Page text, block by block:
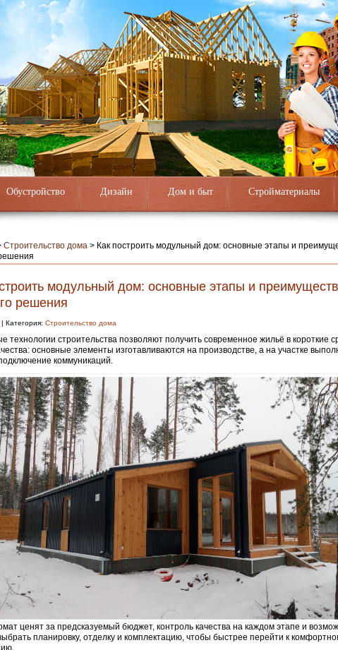
Обустройство Дизайн Дом и быт Стройматериалы
Строительство дома > Как построить модульный дом: основные этапы и
модульный дом: основные этапы и
решения
| Категория: Строительство дома
технологии строительства позволяют получить современное жильё в короткие
основные элементы изготавливаются на производстве, а на участке
коммуникаций.
ценят за предсказуемый бюджет, контроль качества на каждом этапе и
планировку, отделку и комплектацию, чтобы быстрее перейти к